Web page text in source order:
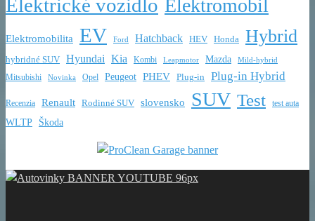
Elektrické vozidlo Elektromobil
Elektromobilita EV Ford Hatchback HEV Honda Hybrid
hybridné SUV Hyundai Kia Kombi Leapmotor Mazda Mild-hybrid
Mitsubishi Novinka Opel Peugeot PHEV Plug-in Plug-in Hybrid
Recenzia Renault Rodinné SUV slovensko SUV Test test auta
WLTP Škoda